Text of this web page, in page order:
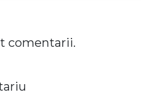
comentarii.